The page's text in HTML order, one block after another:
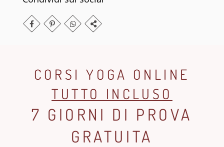
CORSI YOGA ONLINE
TUTTO INCLUSO
7 GIORNI DI PROVA
GRATUITA